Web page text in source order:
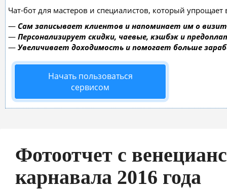
Чат-бот для мастеров и специалистов, который упрощает
— Сам записывает клиентов и напоминает им о
— Персонализирует скидки, чаевые, кэшбэк и
— Увеличивает доходимость и помогает больше
Начать пользоваться
сервисом
Фотоотчет с
карнавала 2016 года